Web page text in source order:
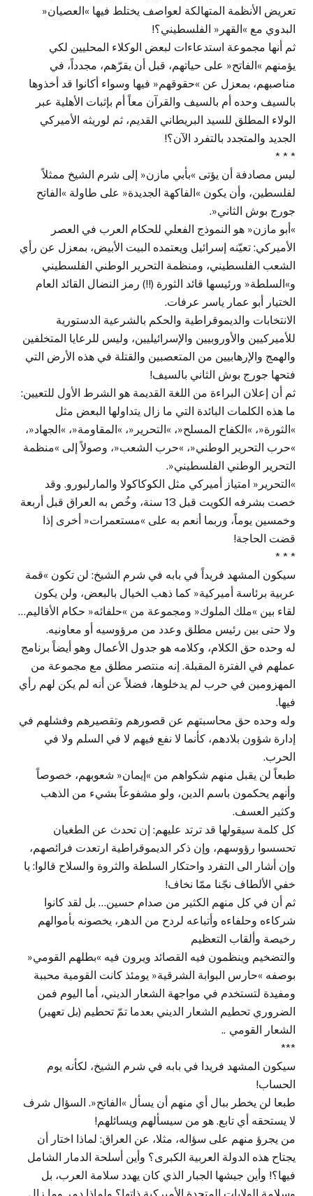
تعريض الأنظمة المتهالكة لعواصف يختلط فيها »العصيان«
البدوي مع »القهر« الفلسطيني؟!
ثم أنها مجموعة استدعاءات لبعض الوكلاء المحليين لكي
يؤمنهم »الفاتح« على حياتهم، قبل أن يقرّهم، مجدداً، في
مناصبهم، بمعزل عن »حقوقهم« فيها وسواء أكانوا قد أخذوها
بالسيف وحده أم بالسيف والقرآن معاً أم بإثبات الأهلية عبر
الولاء المطلق للسيد البريطاني القديم، ثم لوريثه الأميركي
الجديد والمتجدد بالتفرد الآن؟!
* * *
ليس مصادفة أن يؤتى »بأبي مازن« إلى شرم الشيخ ممثلاً
لفلسطين، وأن يكون »الفاكهة الجديدة« على طاولة »الفاتح
جورج بوش الثاني«.
»أبو مازن« هو النموذج الفعلي للحكام العرب في العصر
الأميركي: تعيّنه إسرائيل ويعتمده البيت الأبيض، بمعزل عن رأي
الشعب الفلسطيني، ومنظمة التحرير الوطني الفلسطيني
و»السلطة« ورئيسها قائد الثورة (!!) رمز النضال القائد العام
الختيار أبو عمار ياسر عرفات.
الانتخابات والديموقراطية والحكم بالشرعية الدستورية
للأميركيين والأوروبيين والإسرائيليين، وليس للرعايا المتخلفين
والهمج والإرهابيين من المتعصبين والقتلة في هذه الأرض التي
فتحها جورج بوش الثاني بالسيف!
ثم أن إعلان البراءة من اللغة القديمة هو الشرط الأول للتعيين:
ما هذه الكلمات البائدة التي ما زال يتداولها البعض مثل
»الثورة«، »الكفاح المسلح«، »التحرير«، »المقاومة«، »الجهاد«،
»حرب التحرير الوطني«، »حرب الشعب«، وصولاً إلى »منظمة
التحرير الوطني الفلسطيني«.
»التحرير« امتياز أميركي مثل الكوكاكولا والمارلبورو. وقد
خصت بشرفه الكويت قبل 13 سنة، وخُص به العراق قبل أربعة
وخمسين يوماً، وربما أنعم به على »مستعمرات« أخرى إذا
قضت الحاجة!
* * *
سيكون المشهد فريداً في بابه في شرم الشيخ: لن تكون »قمة
عربية برئاسة أميركية« كما ذهب الخيال بالبعض، ولن يكون
لقاء بين »ملك الملوك« ومجموعة من »حلفائه« حكام الأقاليم…
ولا حتى بين رئيس مطلق وعدد من مرؤوسيه أو معاونيه.
له وحده حق الكلام، وكلامه هو جدول الأعمال وهو أيضاً برنامج
عملهم في الفترة المقبلة. إنه منتصر مطلق مع مجموعة من
المهزومين في حرب لم يدخلوها، فضلاً عن أنه لم يكن لهم رأي
فيها.
وله وحده حق محاسبتهم عن قصورهم وتقصيرهم وفشلهم في
إدارة شؤون بلادهم، كأنما لا نفع فيهم لا في السلم ولا في
الحرب.
طبعاً لن يقبل منهم شكواهم من »إيمان« شعوبهم، خصوصاً
وأنهم يحكمون باسم الدين، ولو مشفوعاً بشيء من الذهب
وكثير العسف.
كل كلمة سيقولها قد ترتد عليهم: إن تحدث عن الطغيان
تحسسوا رؤوسهم، وإن ذكر الديموقراطية ارتعدت فرائصهم،
وإن أشار الى التفرد واحتكار السلطة والثروة والسلاح قالوا: يا
خفي الألطاف نجّنا ممّا نخاف!
ثم أن في كل منهم الكثير من صدام حسين… بل لقد كانوا
شركاءه وحلفاءه وأتباعه لردح من الدهر، يخصونه بأموالهم
رخيصة وألقاب التعظيم
والتضخيم وينظمون فيه القصائد ويرون فيه »بطلهم القومي«
بوصفه »حارس البوابة الشرقية« يومئذ كانت القومية محببة
ومفيدة لتستخدم في مواجهة الشعار الديني، أما اليوم فمن
الضروري تحطيم الشعار الديني بعدما تمّ تحطيم (بل تعهير)
الشعار القومي ..
***
سيكون المشهد فريدا في بابه في شرم الشيخ، لكأنه يوم
الحساب!
طبعا لن يخطر ببال أي منهم أن يسأل »الفاتح«. السؤال شرف
لا يستحقه أي تابع. هو من سيسألهم ويسائلهم!
من يجرؤ منهم على سؤاله، مثلا، عن العراق: لماذا اختار أن
يجتاح هذه الدولة العربية الكبرى؟ وأين أسلحة الدمار الشامل
فيها؟! وأين جيشها الجبار الذي كان يهدد سلامة العرب، بل